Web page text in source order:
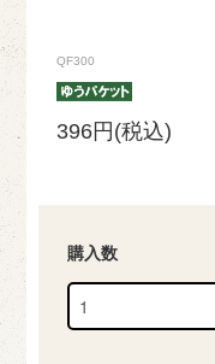
QF300
396円(税込)
購入数